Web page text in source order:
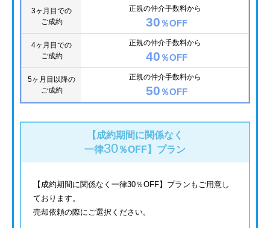
3ヶ月目での
ご成約
正規の仲介手数料から
30 ％OFF
4ヶ月目での
ご成約
正規の仲介手数料から
40 ％OFF
5ヶ月目以降の
ご成約
正規の仲介手数料から
50 ％OFF
【成約期間に関係なく
一律30％OFF】 プラン
【成約期間に関係なく一律30％OFF】プランもご用意し
ております。
売却依頼の際にご選択ください。